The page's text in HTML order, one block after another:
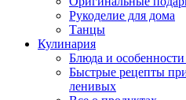
Рукоделие для дома
Танцы
Кулинария
Блюда и
Быстрые рецепты
ленивых